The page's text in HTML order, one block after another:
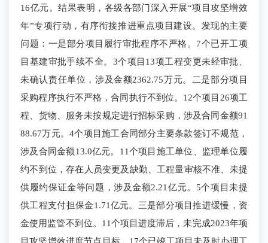
16亿元。结果表明，各级各部门深入开展“项目攻坚增效
年”专项行动，有序衔接推进重点项目建设。 发现的主要
问题：一是部分项目履行审批程序不严格。 7个已开工项
目基建审批手续不全。 3个项目 13项工程变更未经审批、
未确认责任单位，涉及金额2362.75万元。
二是部分项目
采购程序执行不严格，合同执行不到位。 1 2个项目 26项工
程、 货物、 服务未按规定进行招标采购，涉及合同金额91
88.67万元。4个项目施工合同部分主要条款签订不规范，
涉及合同金额13.0亿元。1 1个项目施工单位、监理单位履
约不到位，存在人员变更及缺勤 工程量审核不准
未提
供履约保证金等问题，涉及金额2.21 亿元。 5个项目未提
供工程支付担保金1.71亿元。 三是部分项目推进缓慢， 资
金使用监管不到位。 11个项目进度滞后，未完成2023年项